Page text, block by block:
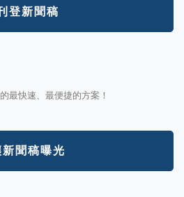
登新聞稿
最快速、最便捷的方案！
聞稿曝光